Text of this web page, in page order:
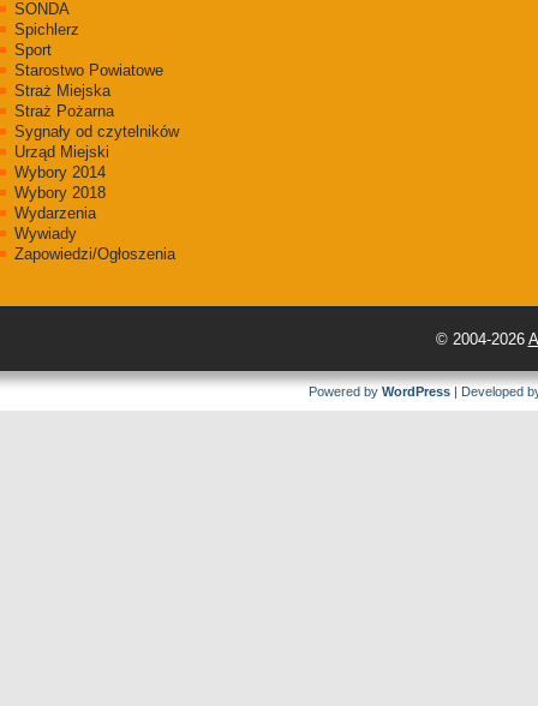
SONDA
Spichlerz
Sport
Starostwo Powiatowe
Straż Miejska
Straż Pożarna
Sygnały od czytelników
Urząd Miejski
Wybory 2014
Wybory 2018
Wydarzenia
Wywiady
Zapowiedzi/Ogłoszenia
© 2004-2026
Powered by WordPress | Developed